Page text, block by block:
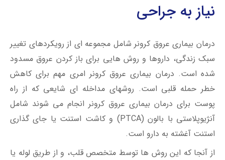
نیاز به جراحی
درمان بیماری عروق کرونر شامل مجموعه ای از رویکردهای تغییر
سبک زندگی، داروها و روش هایی برای باز کردن عروق مسدود
شده است. درمان بیماری عروق کرونر امری مهم برای کاهش
خطر حمله قلبی است. روشهای مداخله ای شایعی که از راه
پوست برای درمان بیماری عروق کرونر انجام می شوند شامل
آنژیوپلاستی با بالون (PTCA) و کاشت استنت یا جای گذاری
استنت آغشته به دارو است.
از آنجا که این روش ها توسط متخصص قلب، و از طریق لوله یا